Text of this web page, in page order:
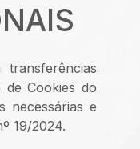
Cookies do
necessárias e
19/2024.